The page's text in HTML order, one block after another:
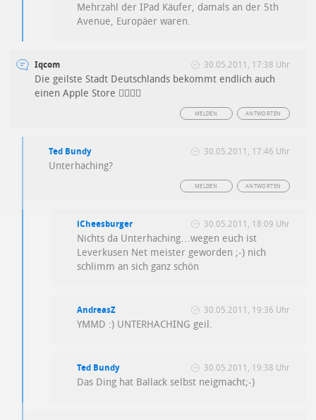
Mehrzahl der IPad Käufer, damals an der 5th
Avenue, Europäer waren.
Iqcom 30.05.2011, 17:38 Uhr
Die geilste Stadt Deutschlands bekommt endlich auch
einen Apple Store 
ANTWORTEN
MELDEN
Ted Bundy 30.05.2011, 17:46 Uhr
Unterhaching?
ANTWORTEN
MELDEN
iCheesburger 30.05.2011, 18:09 Uhr
Nichts da Unterhaching…wegen euch ist
Leverkusen Net meister geworden ;-) nich
schlimm an sich ganz schön
AndreasZ 30.05.2011, 19:36 Uhr
YMMD :) UNTERHACHING geil.
Ted Bundy 30.05.2011, 19:38 Uhr
Das Ding hat Ballack selbst neigmacht;-)